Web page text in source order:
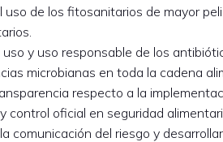
uso de los fitosanitarios de mayor
y uso responsable de los
microbianas en toda la cadena
respecto a la
control oficial en seguridad
comunicación del riesgo y